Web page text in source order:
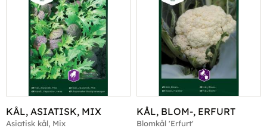
KÅL, ASIATISK, MIX
Asiatisk kål, Mix
KÅL, BLOM-, ERFURT
Blomkål 'Erfurt'